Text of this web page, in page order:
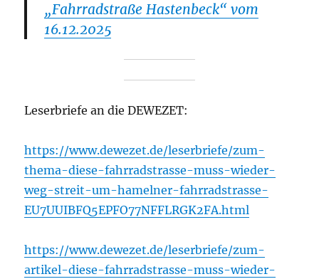
„Fahrradstraße Hastenbeck“ vom
16.12.2025
Leserbriefe an die DEWEZET:
https://www.dewezet.de/leserbriefe/zum-
thema-diese-fahrradstrasse-muss-wieder-
weg-streit-um-hamelner-fahrradstrasse-
EU7UUIBFQ5EPFO77NFFLRGK2FA.html
https://www.dewezet.de/leserbriefe/zum-
artikel-diese-fahrradstrasse-muss-wieder-